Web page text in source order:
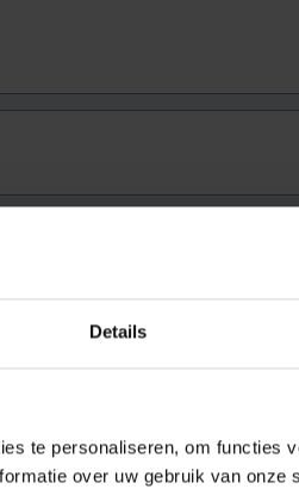
Details
te personaliseren, om functies
over uw gebruik van onze